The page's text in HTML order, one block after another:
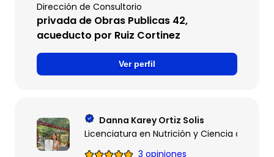
Dirección de Consultorio
privada de Obras Publicas 42,
acueducto por Ruiz Cortinez
Ver perfil
Danna Karey Ortiz Solis
Licenciatura en Nutrición y Ciencia de los
3 opiniones